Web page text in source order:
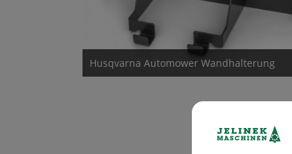
Husqvarna Automower Wandhalterung